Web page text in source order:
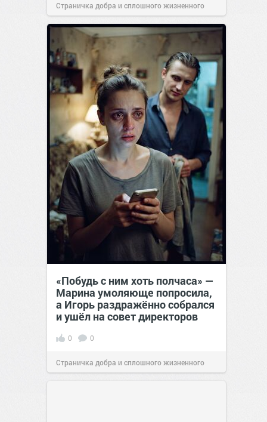
Страничка добра и сплошного жизненного
позитива!19:38Сегодня
«Побудь с ним хоть полчаса» —
Марина умоляюще попросила,
а Игорь раздражённо собрался
и ушёл на совет директоров
0 0
Страничка добра и сплошного жизненного